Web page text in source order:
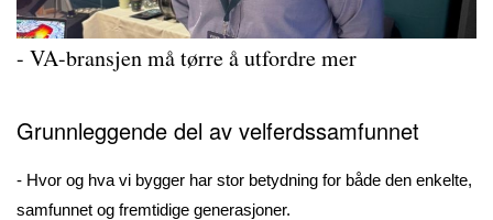
- VA-bransjen må tørre å utfordre mer
Grunnleggende del av velferdssamfunnet
- Hvor og hva vi bygger har stor betydning for både den enkelte,
samfunnet og fremtidige generasjoner.